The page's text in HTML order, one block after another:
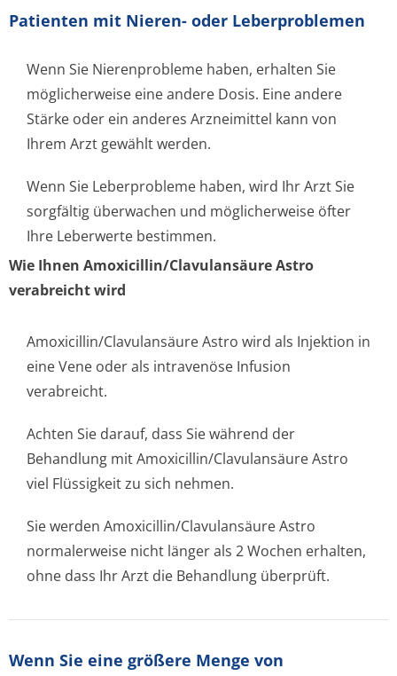
Patienten mit Nieren- oder Leberproblemen
Wenn Sie Nierenprobleme haben, erhalten Sie
möglicherweise eine andere Dosis. Eine andere
Stärke oder ein anderes Arzneimittel kann von
Ihrem Arzt gewählt werden.
Wenn Sie Leberprobleme haben, wird Ihr Arzt Sie
sorgfältig überwachen und möglicherweise öfter
Ihre Leberwerte bestimmen.
Wie Ihnen Amoxicillin/Cla­vulansäure Astro
verabreicht wird
Amoxicillin/Cla­vulansäure Astro wird als Injektion in
eine Vene oder als intravenöse Infusion
verabreicht.
Achten Sie darauf, dass Sie während der
Behandlung mit Amoxicillin/Cla­vulansäure Astro
viel Flüssigkeit zu sich nehmen.
Sie werden Amoxicillin/Cla­vulansäure Astro
normalerweise nicht länger als 2 Wochen erhalten,
ohne dass Ihr Arzt die Behandlung überprüft.
Wenn Sie eine größere Menge von